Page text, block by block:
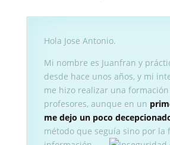
Hola Jose Antonio.
Mi nombre es Juanfran y
desde hace unos años, y mi
me hizo realizar una
profesores, aunque en un
me dejo un poco
método que seguía sino por la